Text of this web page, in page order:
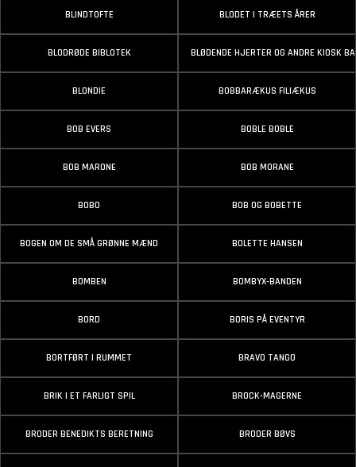
BLINDTOFTE BLODET I TRÆETS ÅRER
BLODRØDE BIBLOTEK BLØDENDE HJERTER OG ANDRE KIOSK
BLONDIE BOBBARÆKUS FILIÆKUS
BOB EVERS BOBLE BOBLE
BOB MARONE BOB MORANE
BOBO BOB OG BOBETTE
BOGEN OM DE SMÅ GRØNNE MÆND BOLETTE HANSEN
BOMBEN BOMBYX-BANDEN
BORD BORIS PÅ EVENTYR
BORTFØRT I RUMMET BRAVO TANGO
BRIK I ET FARLIGT SPIL BROCK-MAGERNE
BRODER BENEDIKTS BERETNING BRODER BØVS